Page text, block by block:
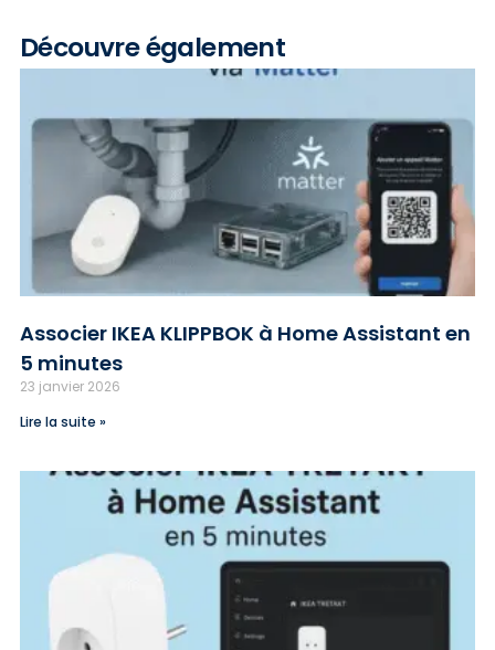
Découvre également
Associer IKEA KLIPPBOK à Home Assistant en
5 minutes
23 janvier 2026
Lire la suite »